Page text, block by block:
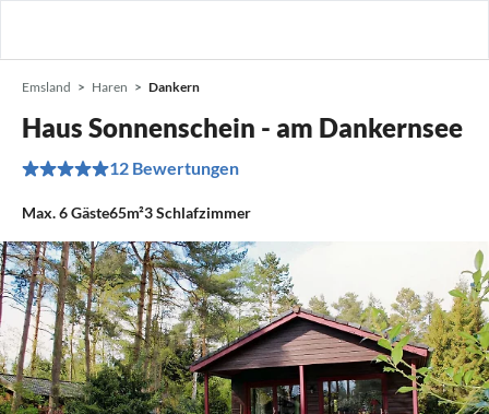
Emsland Haren Dankern
Haus Sonnenschein - am Dankernsee
12 Bewertungen
Max.6Gäste65m²3Schlafzimmer